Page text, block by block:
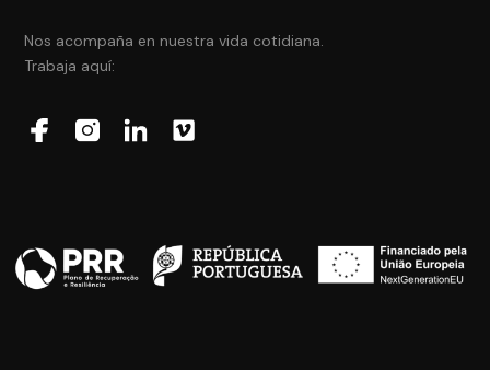
Nos acompaña en nuestra vida cotidiana.
Trabaja aquí: